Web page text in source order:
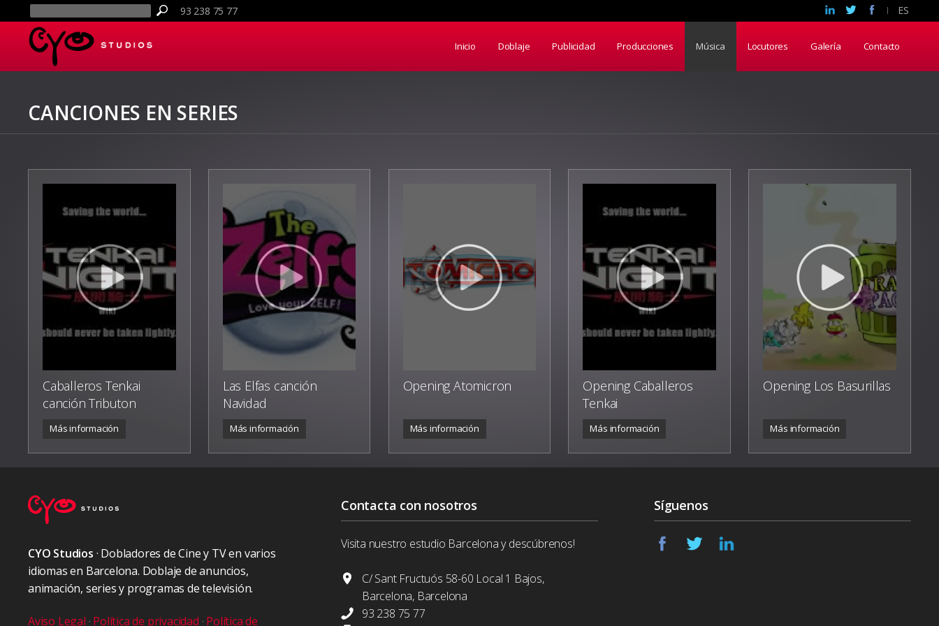
ES
93 238 75 77
Inicio Doblaje Publicidad Producciones Música Locutores Galería Contacto
CANCIONES EN SERIES
Caballeros Tenkai
canción Tributon
Más información
Las Elfas canción
Navidad
Más información
Opening Atomicron
Más información
Opening Caballeros
Tenkai
Más información
Opening Los Basurillas
Más información
CYO Studios · Dobladores de Cine y TV en varios
idiomas en Barcelona. Doblaje de anuncios,
animación, series y programas de televisión.
Aviso Legal · Política de privacidad · Política de
Contacta con nosotros
Visita nuestro estudio Barcelona y descúbrenos!
C/ Sant Fructuós 58-60 Local 1 Bajos,
Barcelona, Barcelona
93 238 75 77
Síguenos